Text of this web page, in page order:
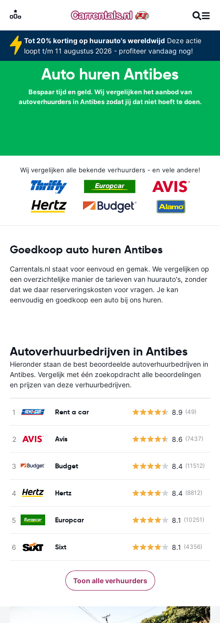
Tot 20% korting op huurauto's wereldwijd Deze actie
loopt t/m 11 augustus 2026 - profiteer vandaag nog!
Auto huren Antibes
Bespaar tijd en geld. Wij vergelijken het aanbod van
autoverhuurders in Antibes zodat jij dat niet hoeft te doen.
Wij vergelijken alle bekende verhuurders - en vele andere!
Goedkoop auto huren Antibes
Carrentals.nl staat voor eenvoud en gemak. We vergelijken op
een overzichtelijke manier de tarieven van huurauto's, zonder
dat we daar reserveringskosten voor vragen. Je kan
eenvoudig en goedkoop een auto bij ons huren.
Autoverhuurbedrijven in Antibes
Hieronder staan de best beoordeelde autoverhuurbedrijven in
Antibes. Vergelijk met één zoekopdracht alle beoordelingen
en prijzen van deze verhuurbedrijven.
Rent a car 8.9 (49)
Avis 8.6 (7437)
Budget 8.4 (11512)
Hertz 8.4 (8812)
Europcar 8.1 (10251)
Sixt 8.1 (4356)
Toon alle verhuurders